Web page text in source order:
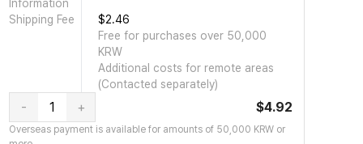
Information
Shipping Fee
$2.46
Free for purchases over 50,000
KRW
Additional costs for remote areas
(Contacted separately)
- + $4.92
Overseas payment is available for amounts of 50,000 KRW or